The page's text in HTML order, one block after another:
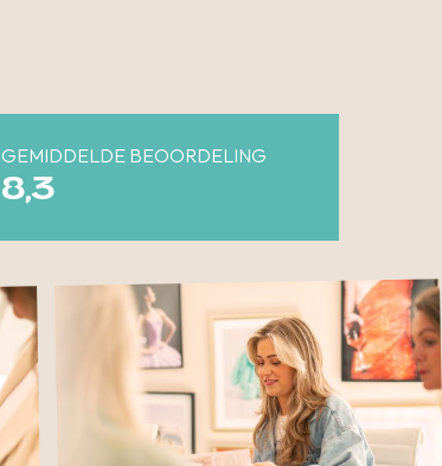
GEMIDDELDE BEOORDELING
8,3